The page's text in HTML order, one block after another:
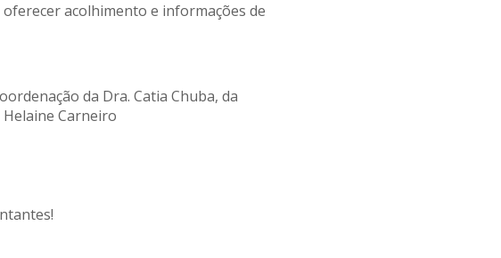
acolhimento e informações de
da Dra. Catia Chuba, da
Carneiro